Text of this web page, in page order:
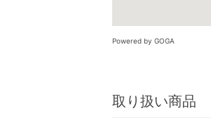
Powered by GOGA
取り扱い商品